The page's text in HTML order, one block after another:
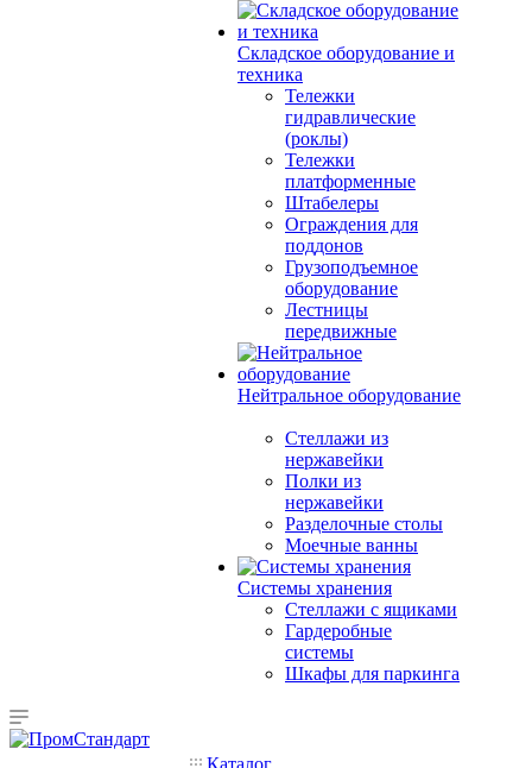
Складское оборудование и
техника
Тележки
гидравлические
(роклы)
Тележки
платформенные
Штабелеры
Ограждения для
поддонов
Грузоподъемное
оборудование
Лестницы
передвижные
Нейтральное оборудование
Стеллажи из
нержавейки
Полки из
нержавейки
Разделочные столы
Моечные ванны
Системы хранения
Стеллажи с ящиками
Гардеробные
системы
Шкафы для паркинга
Каталог